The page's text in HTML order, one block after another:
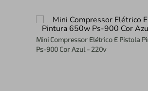
Mini Compressor Elétrico E Pistola
Ps-900 Cor Azul - 220v